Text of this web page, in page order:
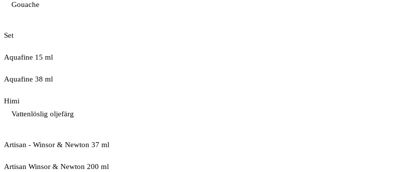
Gouache
Set
Aquafine 15 ml
Aquafine 38 ml
Himi
Vattenlöslig oljefärg
Artisan - Winsor & Newton 37 ml
Artisan Winsor & Newton 200 ml